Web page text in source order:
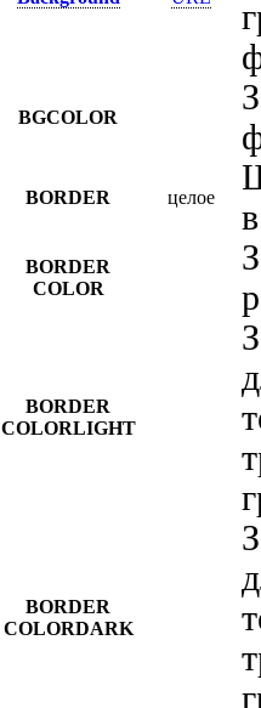
BGCOLOR
BORDER целое
BORDER
COLOR
BORDER
COLORLIGHT
BORDER
COLORDARK